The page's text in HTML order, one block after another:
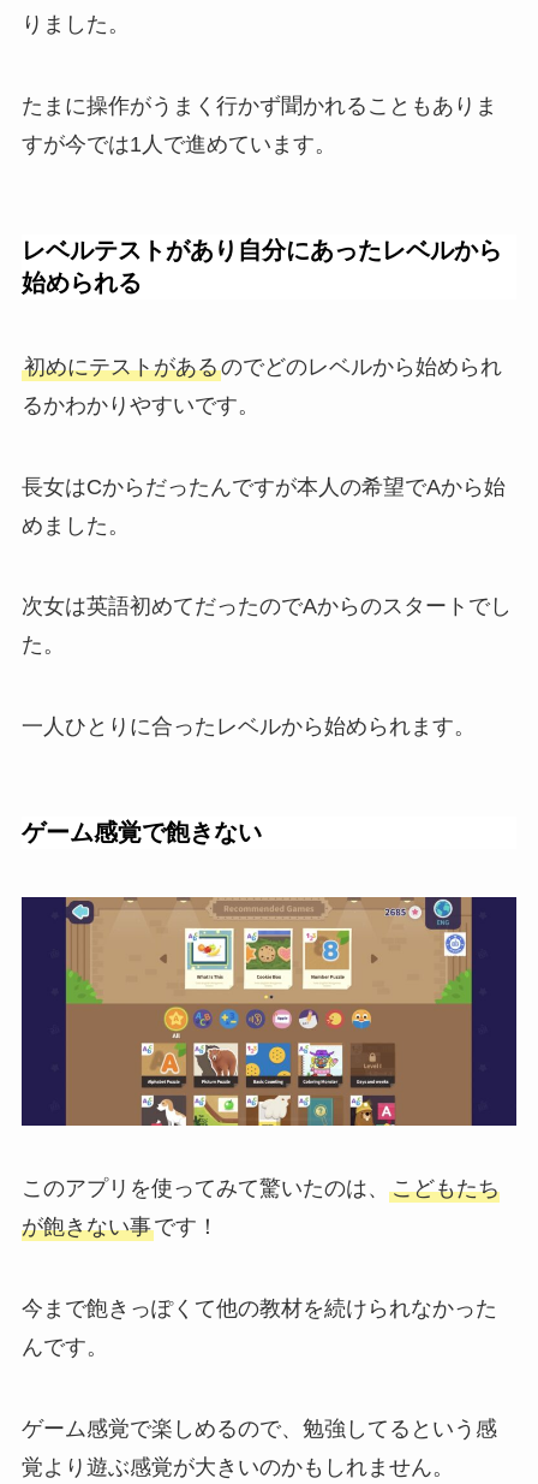
りました。
たまに操作がうまく行かず聞かれることもありま
すが今では1人で進めています。
レベルテストがあり自分にあったレベルから
始められる
初めにテストがあるのでどのレベルから始められ
るかわかりやすいです。
長女はCからだったんですが本人の希望でAから始
めました。
次女は英語初めてだったのでAからのスタートでし
た。
一人ひとりに合ったレベルから始められます。
ゲーム感覚で飽きない
このアプリを使ってみて驚いたのは、 こどもたち
が飽きない事です！
今まで飽きっぽくて他の教材を続けられなかった
んです。
ゲーム感覚で楽しめるので、勉強してるという感
覚より遊ぶ感覚が大きいのかもしれません。